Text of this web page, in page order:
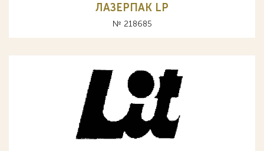
ЛАЗЕРПАК LP
№ 218685